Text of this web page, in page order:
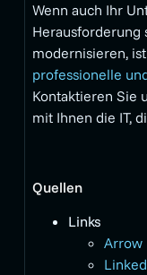
Wenn auch Ihr
Herausforderung
modernisieren, ist
professionelle
Kontaktieren Sie
mit Ihnen die IT,
Quellen
Links
Arrow